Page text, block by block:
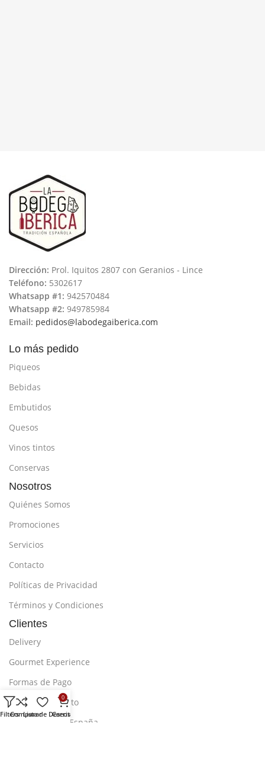
Dirección: Prol. Iquitos 2807 con Geranios - Lince
Teléfono: 5302617
Whatsapp #1: 942570484
Whatsapp #2: 949785984
Email: pedidos@labodegaiberica.com
Lo más pedido
Piqueos
Bebidas
Embutidos
Quesos
Vinos tintos
Conservas
Nosotros
Quiénes Somos
Promociones
Servicios
Contacto
Políticas de Privacidad
Términos y Condiciones
Clientes
Delivery
Gourmet Experience
Formas de Pago
Agenda tu Evento
Compra desde España
FiltersComparar
Lista de Deseos
0
Carrito